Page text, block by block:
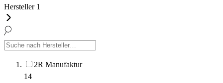
Hersteller 1
2R Manufaktur
14